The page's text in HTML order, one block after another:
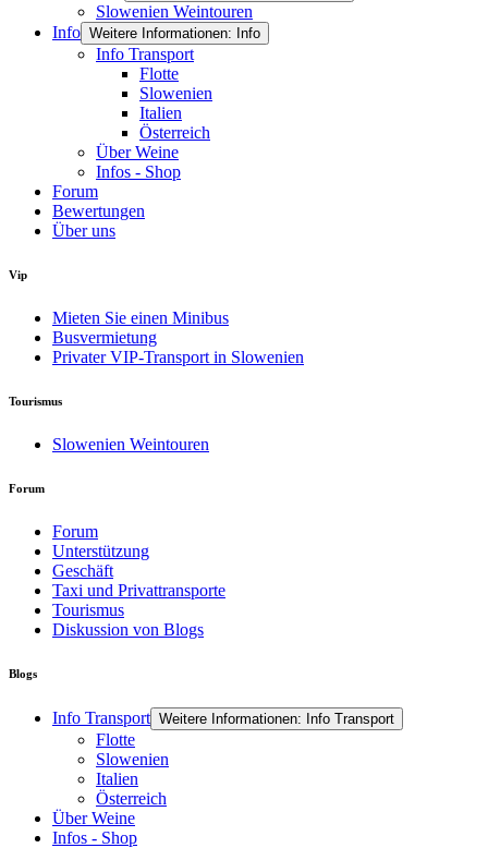
Slowenien Weintouren
Info Weitere Informationen: Info
Info Transport
Flotte
Slowenien
Italien
Österreich
Über Weine
Infos - Shop
Forum
Bewertungen
Über uns
Vip
Mieten Sie einen Minibus
Busvermietung
Privater VIP-Transport in Slowenien
Tourismus
Slowenien Weintouren
Forum
Forum
Unterstützung
Geschäft
Taxi und Privattransporte
Tourismus
Diskussion von Blogs
Blogs
Info Transport Weitere Informationen: Info Transport
Flotte
Slowenien
Italien
Österreich
Über Weine
Infos - Shop